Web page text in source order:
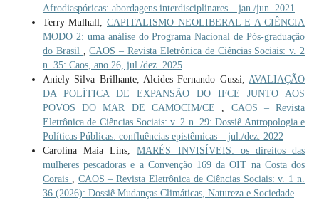
Afrodiaspóricas: abordagens interdisciplinares – jan./jun. 2021
Terry Mulhall, CAPITALISMO NEOLIBERAL E A CIÊNCIA
MODO 2: uma análise do Programa Nacional de Pós-graduação
do Brasil
,CAOS – Revista Eletrônica de Ciências Sociais: v. 2
n. 35: Caos, ano 26, jul./dez. 2025
Aniely Silva Brilhante, Alcides Fernando Gussi, AVALIAÇÃO
DA POLÍTICA DE EXPANSÃO DO IFCE JUNTO AOS
POVOS DO MAR DE CAMOCIM/CE
CAOS – Revista
Eletrônica de Ciências Sociais: v. 2 n. 29: Dossiê Antropologia e
Políticas Públicas: confluências epistêmicas – jul./dez. 2022
Carolina Maia Lins,MARÉS INVISÍVEIS: os direitos das
mulheres pescadoras e a Convenção 169 da OIT na Costa dos
Corais
CAOS – Revista Eletrônica de Ciências Sociais: v. 1 n.
36 (2026): Dossiê Mudanças Climáticas, Natureza e Sociedade